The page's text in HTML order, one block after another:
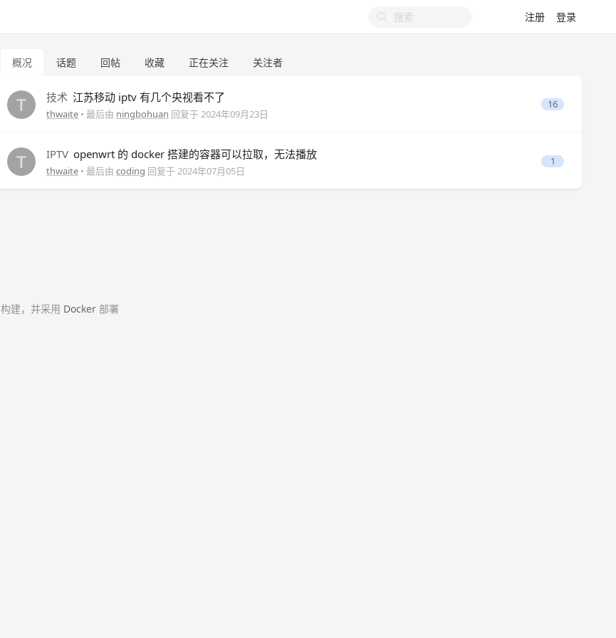
注册 登录
概况 话题 回帖 收藏 正在关注 关注者
技术 江苏移动 iptv 有几个央视看不了
thwaite • 最后由 ningbohuan 回复于2024年09月23日
16
IPTV openwrt 的 docker 搭建的容器可以拉取，无法播放
thwaite • 最后由 coding 回复于2024年07月05日
1
构建，并采用 Docker 部署